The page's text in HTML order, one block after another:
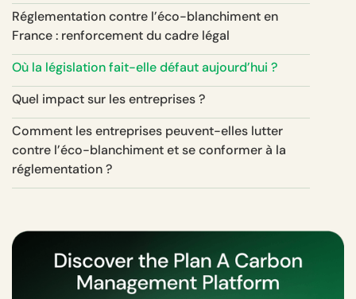
Réglementation contre l’éco-blanchiment en
France : renforcement du cadre légal
Où la législation fait-elle défaut aujourd’hui ?
Quel impact sur les entreprises ?
Comment les entreprises peuvent-elles lutter
contre l’éco-blanchiment et se conformer à la
réglementation ?